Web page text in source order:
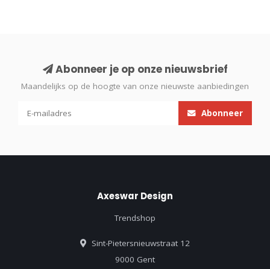
Abonneer je op onze nieuwsbrief
Maandelijks op de hoogte van onze nieuwste aanbiedingen
Abonneer
Axeswar Design
Trendshop
Sint-Pietersnieuwstraat 12
9000 Gent